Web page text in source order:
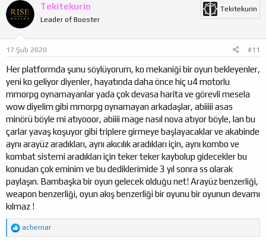
Tekitekurin
Leader of Booster
Tekitekurin
17 Şub 2020 #11
Her platformda şunu söylüyorum, ko mekaniği bir oyun bekleyenler,
yeni ko geliyor diyenler, hayatında daha önce hiç u4 motorlu
mmorpg oynamayanlar yada çok devasa harita ve görevli mesela
wow diyelim gibi mmorpg oynamayan arkadaşlar, abiiiii asas
minörü böyle mi atıyooor, abiiii mage nasıl nova atıyor böyle, lan bu
çarlar yavaş koşuyor gibi triplere girmeye başlayacaklar ve akabinde
aynı arayüz aradıkları, aynı akıcılık aradıkları için, aynı kombo ve
kombat sistemi aradıkları için teker teker kaybolup gidecekler bu
konudan çok eminim ve bu dediklerimide 3 yıl sonra ss olarak
paylaşın. Bambaşka bir oyun gelecek olduğu net! Arayüz benzerliği,
weapon benzerliği, oyun akış benzerliği bir oyunu bir oyunun devamı
kılmaz !
T
e
achernar